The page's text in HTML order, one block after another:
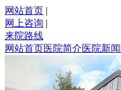
网站首页 |
网上咨询 |
来院路线
网站首页医院简介医院新闻